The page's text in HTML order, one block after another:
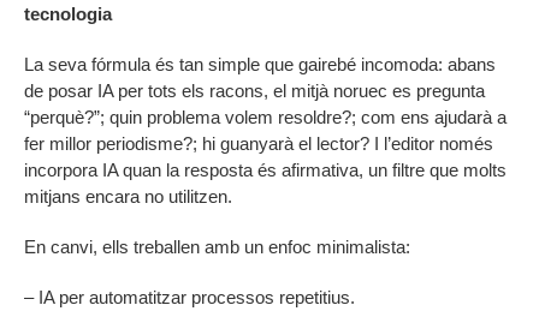
tecnologia
La seva fórmula és tan simple que gairebé incomoda: abans
de posar IA per tots els racons, el mitjà noruec es pregunta
“perquè?”; quin problema volem resoldre?; com ens ajudarà a
fer millor periodisme?; hi guanyarà el lector? I l’editor només
incorpora IA quan la resposta és afirmativa, un filtre que molts
mitjans encara no utilitzen.
En canvi, ells treballen amb un enfoc minimalista:
– IA per automatitzar processos repetitius.